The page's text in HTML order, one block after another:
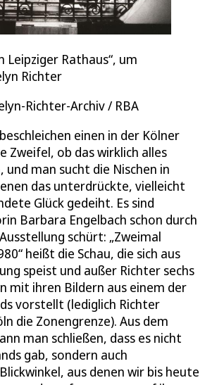
Leipziger Rathaus“, um
Richter
Richter-Archiv / RBA
einen in der Kölner
Zweifel, ob das wirklich alles
und man sucht die Nischen in
das unterdrückte, vielleicht
Glück gedeiht. Es sind
Barbara Engelbach schon durch
schürt: „Zweimal
heißt die Schau, die sich aus
speist und außer Richter sechs
mit ihren Bildern aus einem der
vorstellt (lediglich Richter
die Zonengrenze). Aus dem
man schließen, dass es nicht
gab, sondern auch
aus denen wir bis heute